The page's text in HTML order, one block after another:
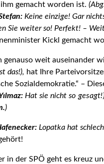
gemacht worden ist.
Keine einzige! Gar
Sie weiter so! Perfekt! –
Kickl gemacht
genauso weit auseinander
das!), hat Ihre
Sozialdemokratie.“ –
Hat sie nicht so
)
Lopatka hat
in der SPÖ geht es kreuz